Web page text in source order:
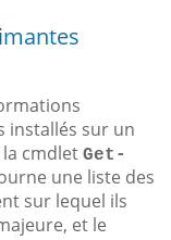
installés sur un
cmdlet Get-
une liste des
sur lequel ils
et le